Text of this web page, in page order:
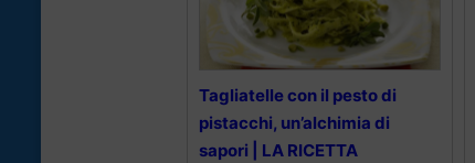
Tagliatelle con il pesto di
pistacchi, un’alchimia di
sapori | LA RICETTA